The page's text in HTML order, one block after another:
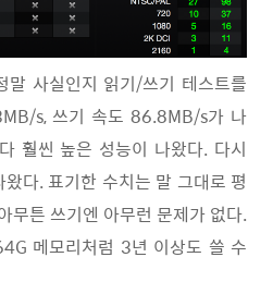
말 사실인지 읽기/쓰기 테스트를
s, 쓰기 속도 86.8MB/s가 나
훨씬 높은 성능이 나왔다. 다시
다. 표기한 수치는 말 그대로 평
무튼 쓰기엔 아무런 문제가 없다.
메모리처럼 3년 이상도 쓸 수